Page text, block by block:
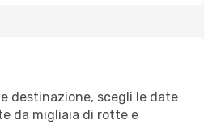
destinazione, scegli le date
da migliaia di rotte e